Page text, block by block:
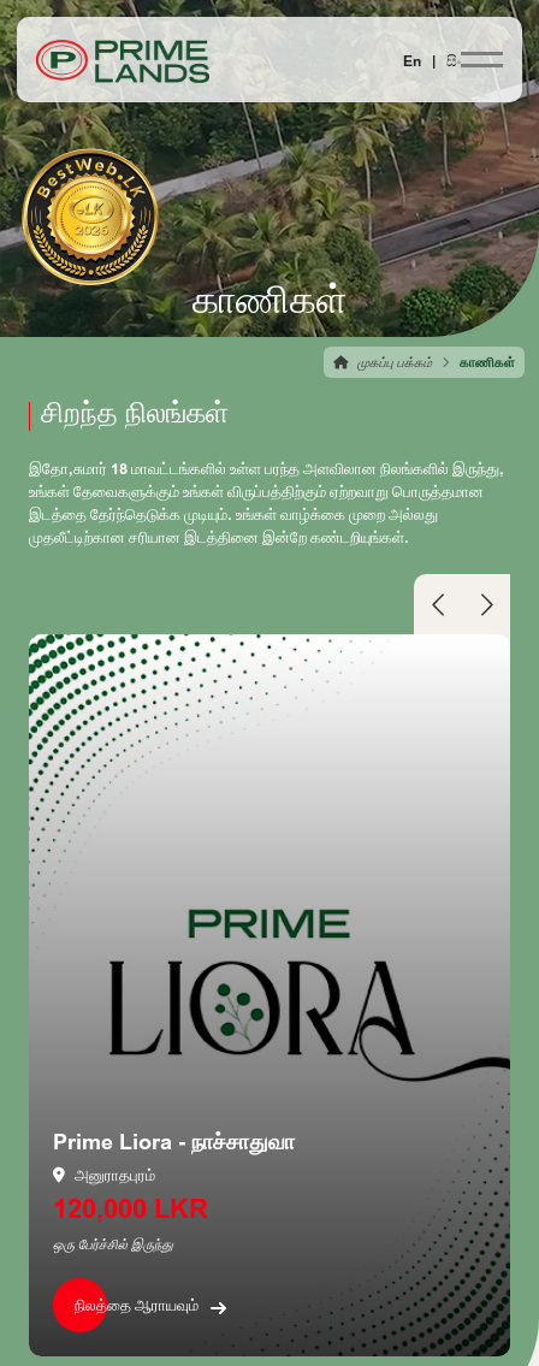
En | සිං
காணிகள்
முகப்பு பக்கம் காணிகள்
சிறந்த நிலங்கள்
இதோ,சுமார் 18 மாவட்டங்களில் உள்ள பரந்த அளவிலான நிலங்களில் இருந்து,
உங்கள் தேவைகளுக்கும் உங்கள் விருப்பத்திற்கும் ஏற்றவாறு பொருத்தமான
இடத்தை தேர்ந்தெடுக்க முடியும். உங்கள் வாழ்க்கை முறை அல்லது
முதலீட்டிற்கான சரியான இடத்தினை இன்றே கண்டறியுங்கள்.
Prime Liora - நாச்சாதுவா
அனுராதபுரம்
120,000 LKR
ஒரு பேர்ச்சில் இருந்து
நிலத்தை ஆராயவும்